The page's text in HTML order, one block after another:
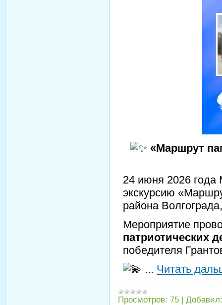
«Маршрут
24 июня 2026
экскурсию
района
Мероприятие
победителя
... Читать
Просмотров: 75 | Добавил: